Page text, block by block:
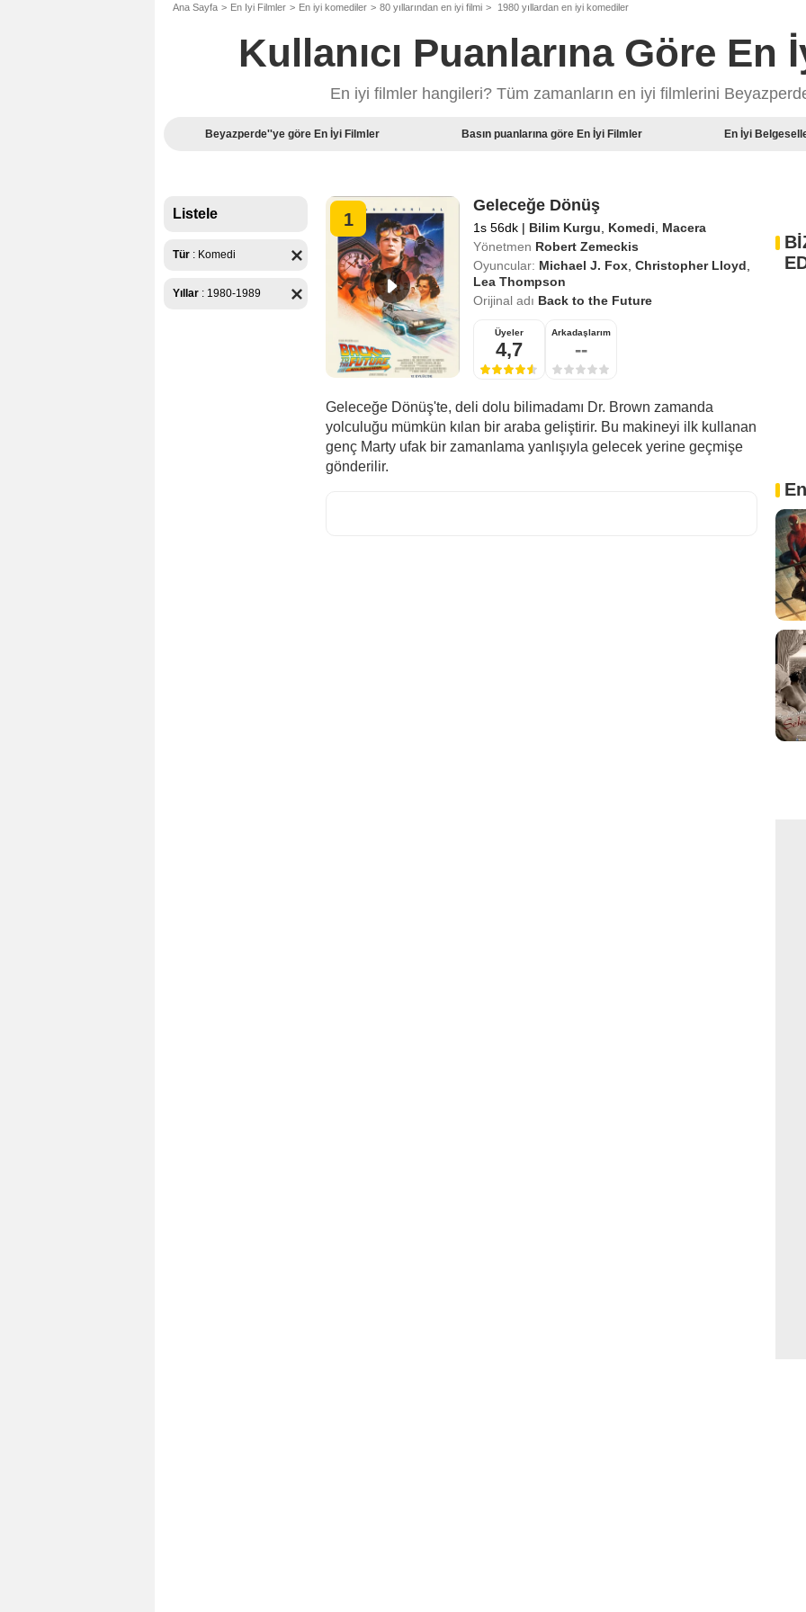
Ana Sayfa En Iyi Filmler En iyi komediler 80 yıllarından en iyi filmi 1980 yıllardan en iyi komediler
Kullanıcı Puanlarına Göre En
En iyi filmler hangileri? Tüm zamanların en iyi filmlerini
Beyazperde''ye göre En İyi Filmler Basın puanlarına göre En İyi Filmler En İyi
Listele
Tür : Komedi
Yıllar : 1980-1989
1
Geleceğe Dönüş
1s 56dk | Bilim Kurgu Komedi
Macera
Yönetmen Robert Zemeckis
Oyuncular: Michael J. Fox, Christopher Lloyd
Lea Thompson
Orijinal adı Back to the Future
Üyeler
4,7
Arkadaşlarım
--
Geleceğe Dönüş'te, deli dolu bilimadamı Dr. Brown zamanda
yolculuğu mümkün kılan bir araba geliştirir. Bu makineyi ilk kullanan
genç Marty ufak bir zamanlama yanlışıyla gelecek yerine geçmişe
gönderilir.